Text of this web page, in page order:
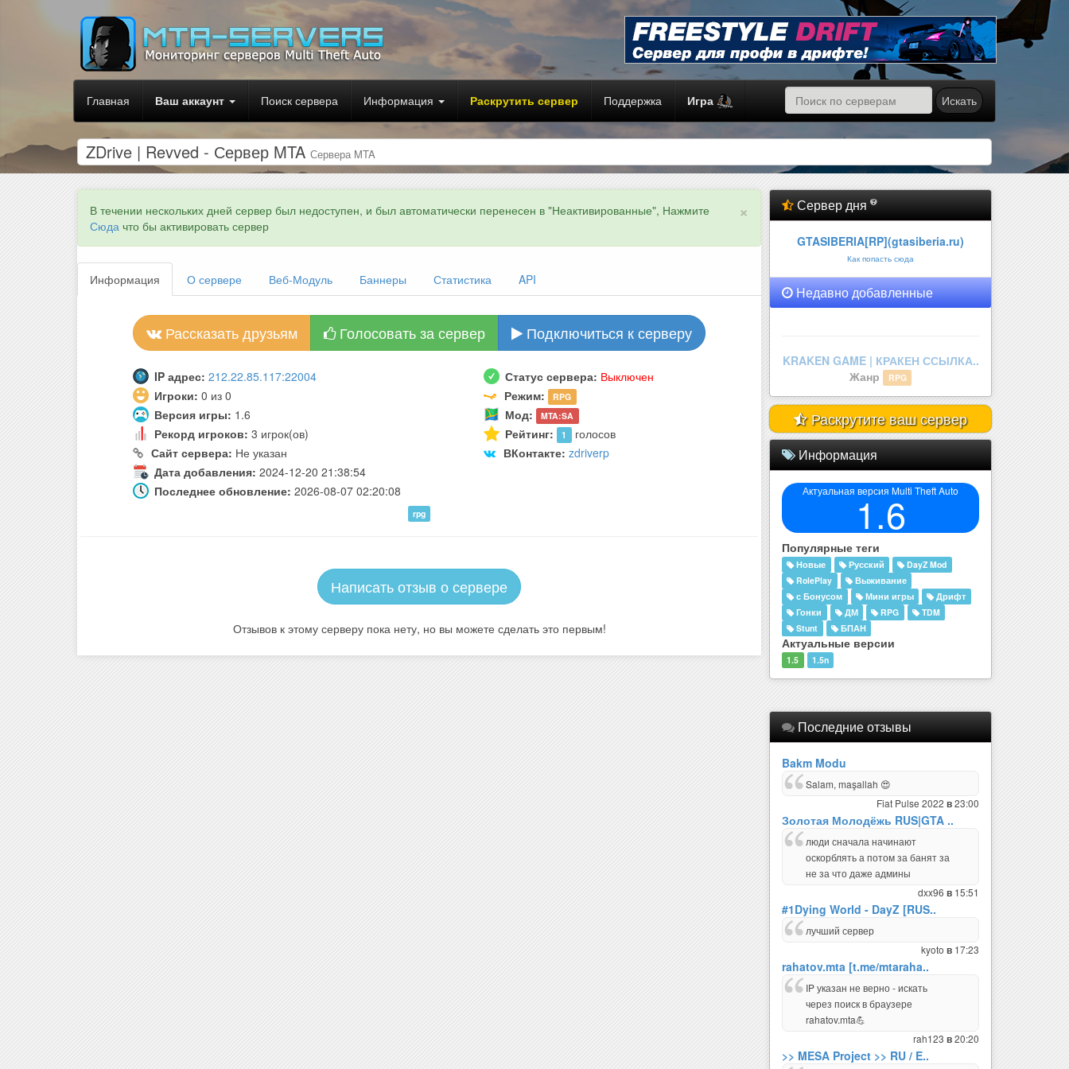
Главная Ваш аккаунт Поиск сервера Информация Раскрутить сервер Поддержка Игра Искать
ZDrive | Revved - Сервер MTA Сервера MTA
×
В течении нескольких дней сервер был недоступен, и был автоматически перенесен в "Неактивированные", Нажмите
Сюда что бы активировать сервер
Информация О сервере Веб-Модуль Баннеры Статистика API
Рассказать друзьям Голосовать за сервер Подключиться к серверу
IP адрес: 212.22.85.117:22004 Статус сервера: Выключен
Игроки: 0 из 0 Режим: RPG
Версия игры: 1.6 Мод: MTA:SA
Рекорд игроков: 3 игрок(ов) Рейтинг: 1 голосов
Сайт сервера: Не указан ВКонтакте: zdriverp
Дата добавления: 2024-12-20 21:38:54
Последнее обновление: 2026-08-07 02:20:08
rpg
Написать отзыв о сервере
Отзывов к этому серверу пока нету, но вы можете сделать это первым!
Сервер дня
GTASIBERIA[RP](gtasiberia.ru)
Как попасть сюда
Недавно добавленные
legenda mta.
Жанр
RolePlay
Раскрутите ваш сервер
Информация
Актуальная версия Multi Theft Auto
1.6
Популярные теги
Новые Русский
DayZ Mod
RolePlay
Выживание
с Бонусом
Мини игры
Дрифт
Гонки
ДМ RPG
TDM
Stunt
БПАН
Актуальные версии
1.5 1.5n
Последние отзывы
Bakm Modu
Salam, maşallah 😍
Fiat Pulse 2022 в23:00
Золотая Молодёжь RUS|GTA ..
люди сначала начинают
оскорблять а потом за банят за
не за что даже админы
dxx96 в 15:51
#1Dying World - DayZ [RUS..
лучший сервер
kyoto в 17:23
rahatov.mta [t.me/mtaraha..
IP указан не верно - искать
через поиск в браузере
rahatov.mta💪
rah123 в20:20
>> MESA Project >> RU / E..